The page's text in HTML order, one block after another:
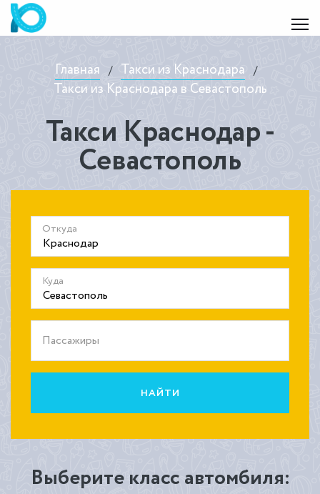
Главная / Такси из Краснодара /
Такси из Краснодара в Севастополь
Такси Краснодар -
Севастополь
Откуда
Куда
Пассажиры
НАЙТИ
Выберите класс автомбиля: